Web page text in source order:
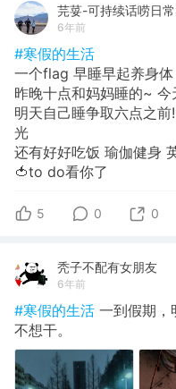
芫荽-可持续话唠日
6年前
#寒假的生活
一个flag 早睡早起养身体
昨晚十点和妈妈睡的~ 今
明天自己睡争取六点之
光
还有好好吃饭 瑜伽健身
🍅to do看你了
5 0 0
秃子不配有女朋友
6年前
#寒假的生活 一到假期，
不想干。